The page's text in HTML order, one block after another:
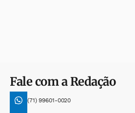
Fale com a Redação
(71) 99601-0020